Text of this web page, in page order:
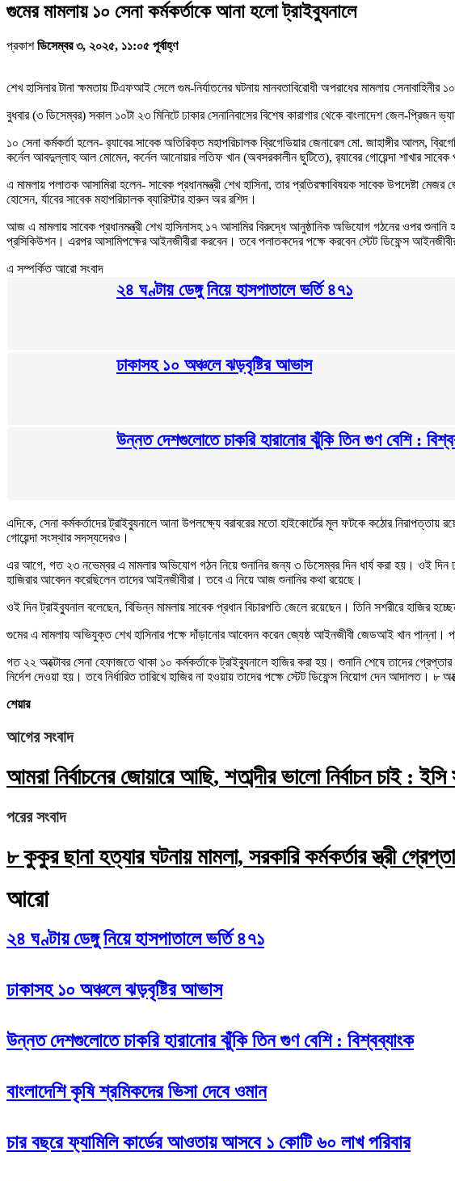
গুমের মামলায় ১০ সেনা কর্মকর্তাকে আনা হলো ট্রাইব্যুনালে
প্রকাশডিসেম্বর ৩, ২০২৫, ১১:০৫ পূর্বাহ্ণ
শেখ হাসিনার টানা ক্ষমতায় টিএফআই সেলে গুম-নির্যাতনের ঘটনায় মানবতাবিরোধী অপরাধের মামলায়
বুধবার (৩ ডিসেম্বর) সকাল ১০টা ২৩ মিনিটে ঢাকার সেনানিবাসের বিশেষ কারাগার থেকে বাংলাদেশ জেল-প্রিজন
১০ সেনা কর্মকর্তা হলেন- র‍্যাবের সাবেক অতিরিক্ত মহাপরিচালক ব্রিগেডিয়ার জেনারেল মো. জাহাঙ্গীর আলম,
কর্নেল আবদুল্লাহ আল মোমেন, কর্নেল আনোয়ার লতিফ খান (অবসরকালীন ছুটিতে), র‍্যাবের গোয়েন্দা শাখার
এ মামলায় পলাতক আসামিরা হলেন- সাবেক প্রধানমন্ত্রী শেখ হাসিনা, তার প্রতিরক্ষাবিষয়ক সাবেক উপদেষ্টা
হোসেন, র্যাবের সাবেক মহাপরিচালক ব্যারিস্টার হারুন অর রশিদ।
আজ এ মামলায় সাবেক প্রধানমন্ত্রী শেখ হাসিনাসহ ১৭ আসামির বিরুদ্ধে আনুষ্ঠানিক অভিযোগ গঠনের ওপর শুনানি
প্রসিকিউশন। এরপর আসামিপক্ষের আইনজীবীরা করবেন। তবে পলাতকদের পক্ষে করবেন স্টেট ডিফেন্স
এ সম্পর্কিত আরো সংবাদ
২৪ ঘণ্টায় ডেঙ্গু নিয়ে হাসপাতালে ভর্তি ৪৭১
ঢাকাসহ ১০ অঞ্চলে ঝড়বৃষ্টির আভাস
উন্নত দেশগুলোতে চাকরি হারানোর ঝুঁকি তিন গুণ বেশি :
এদিকে, সেনা কর্মকর্তাদের ট্রাইব্যুনালে আনা উপলক্ষ্যে বরাবরের মতো হাইকোর্টের মূল ফটকে কঠোর
গোয়েন্দা সংস্থার সদস্যদেরও।
এর আগে, গত ২৩ নভেম্বর এ মামলার অভিযোগ গঠন নিয়ে শুনানির জন্য ৩ ডিসেম্বর দিন ধার্য করা হয়। ওই দিন
হাজিরার আবেদন করেছিলেন তাদের আইনজীবীরা। তবে এ নিয়ে আজ শুনানির কথা রয়েছে।
ওই দিন ট্রাইব্যুনাল বলেছেন, বিভিন্ন মামলায় সাবেক প্রধান বিচারপতি জেলে রয়েছেন। তিনি সশরীরে হাজির
গুমের এ মামলায় অভিযুক্ত শেখ হাসিনার পক্ষে দাঁড়ানোর আবেদন করেন জ্যেষ্ঠ আইনজীবী জেডআই খান পান্না।
গত ২২ অক্টোবর সেনা হেফাজতে থাকা ১০ কর্মকর্তাকে ট্রাইব্যুনালে হাজির করা হয়। শুনানি শেষে তাদের
নির্দেশ দেওয়া হয়। তবে নির্ধারিত তারিখে হাজির না হওয়ায় তাদের পক্ষে স্টেট ডিফেন্স নিয়োগ দেন
শেয়ার
আগের সংবাদ
আমরা নির্বাচনের জোয়ারে আছি, শতাব্দীর ভালো নির্বাচন চাই : ইসি
পরের সংবাদ
৮ কুকুর ছানা হত্যার ঘটনায় মামলা, সরকারি কর্মকর্তার স্ত্রী
আরো
২৪ ঘণ্টায় ডেঙ্গু নিয়ে হাসপাতালে ভর্তি ৪৭১
ঢাকাসহ ১০ অঞ্চলে ঝড়বৃষ্টির আভাস
উন্নত দেশগুলোতে চাকরি হারানোর ঝুঁকি তিন গুণ বেশি : বিশ্বব্যাংক
বাংলাদেশি কৃষি শ্রমিকদের ভিসা দেবে ওমান
চার বছরে ফ্যামিলি কার্ডের আওতায় আসবে ১ কোটি ৬০ লাখ পরিবার